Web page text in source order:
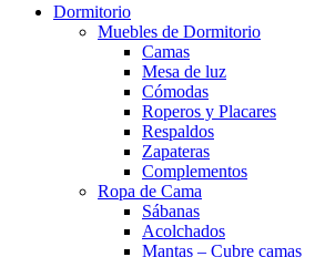
Dormitorio
Muebles de Dormitorio
Camas
Mesa de luz
Cómodas
Roperos y Placares
Respaldos
Zapateras
Complementos
Ropa de Cama
Sábanas
Acolchados
Mantas – Cubre camas